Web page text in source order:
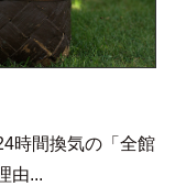
時間換気の「全館
由...